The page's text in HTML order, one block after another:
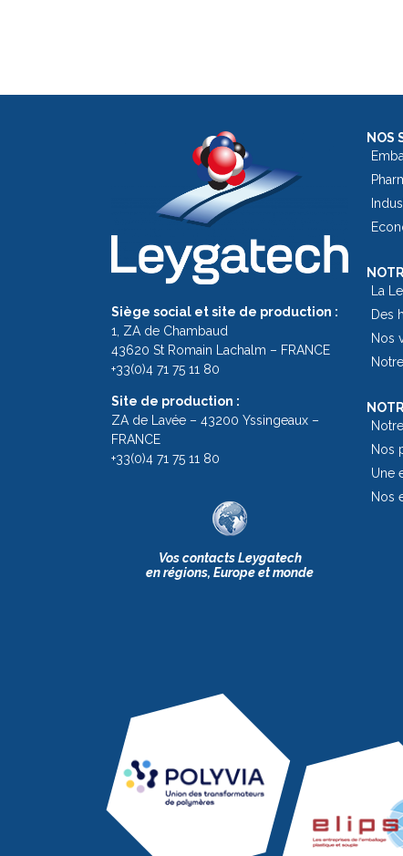
Siège social et site de production :
1, ZA de Chambaud
43620 St Romain Lachalm – FRANCE
+33(0)4 71 75 11 80
Site de production :
ZA de Lavée – 43200 Yssingeaux –
FRANCE
+33(0)4 71 75 11 80
Vos contacts Leygatech
en régions, Europe et monde
NOS
La
Des
Nos
Nos
Une
Nos